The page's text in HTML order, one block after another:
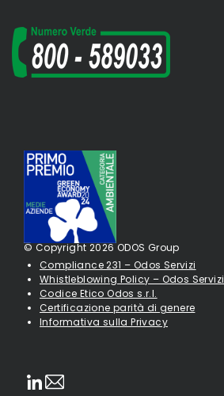
© Copyright 2026 ODOS Group
Compliance 231 – Odos Servizi
Whistleblowing Policy – Odos Servizi
Codice Etico Odos s.r.l.
Certificazione parità di genere
Informativa sulla Privacy